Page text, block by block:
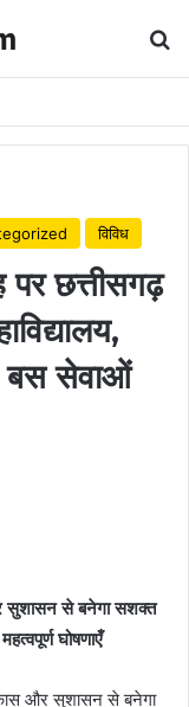
विविध
छत्तीसगढ़
बस सेवाओं
सुशासन से बनेगा सशक्त
घोषणाएँ